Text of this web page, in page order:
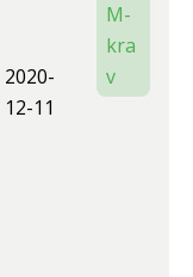
2020-
12-11
M-
kra
v